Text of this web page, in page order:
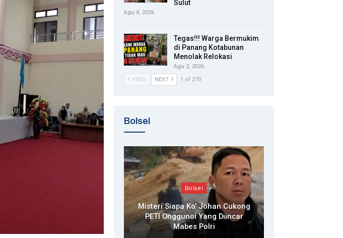
Sulut
Agu 4, 2026
Tegas!!! Warga Bermukim
di Panang Kotabunan
Menolak Relokasi
Agu 2, 2026
PREV
NEXT 1 of 270
Bolsel
Bolsel
Misteri Siapa Ko’ Johan Cukong
PETI Onggunoi Yang Diincar
Mabes Polri